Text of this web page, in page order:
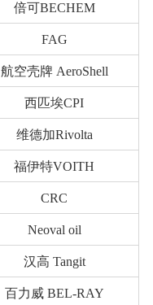
倍可BECHEM
FAG
航空壳牌 AeroShell
西匹埃CPI
维德加Rivolta
福伊特VOITH
CRC
Neoval oil
汉高 Tangit
百力威 BEL-RAY